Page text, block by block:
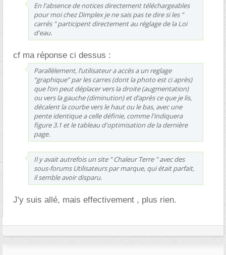
En l'absence de notices directement téléchargeables
pour moi chez Dimplex je ne sais pas te dire si les "
carrés " participent directement au réglage de la Loi
d'eau.
cf ma réponse ci dessus :
Parallèlement, l’utilisateur a accès a un reglage
“graphique” par les carres (dont la photo est ci après)
que l’on peut déplacer vers la droite (augmentation)
ou vers la gauche (diminution) et d’après ce que je lis,
décalent la courbe vers le haut ou le bas, avec une
pente identique a celle définie, comme l'indiquera
figure 3.1 et le tableau d'optimisation de la dernière
page.
Il y avait autrefois un site " Chaleur Terre " avec des
sous-forums Utilisateurs par marque, qui était parfait,
il semble avoir disparu.
J'y suis allé, mais effectivement , plus rien.